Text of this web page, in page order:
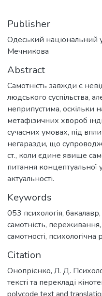
Publisher
Одеський національний
Мечникова
Abstract
Самотність завжди є
людського суспільства,
неприпустима, оскільки
метафізичних хвороб
сучасних умовах, під
негаразди, що
ст., коли єдине явище
питання концептуальної
актуальності.
Keywords
053 психологія, бакалавр,
самотність, переживання,
самотності, психологічна
Citation
Онопрієнко, Л. Д.
тексті та перекладі